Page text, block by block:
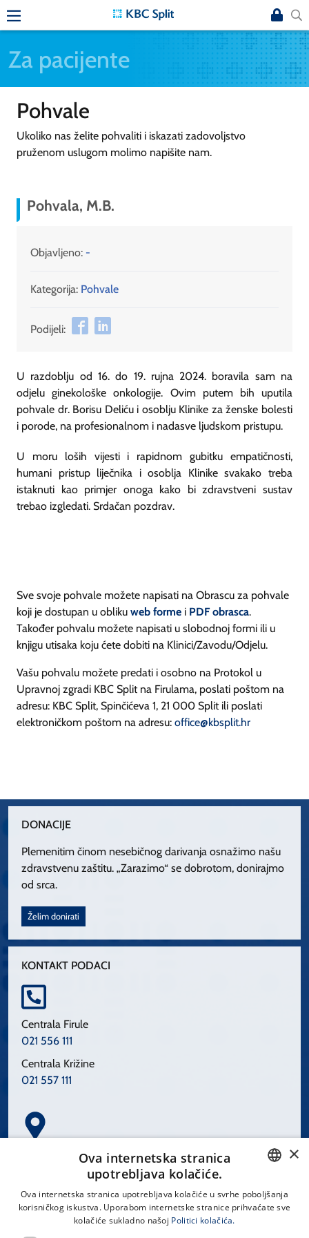
Za pacijente
Pohvale
Ukoliko nas želite pohvaliti i iskazati zadovoljstvo
pruženom uslugom molimo napišite nam.
Pohvala, M.B.
Objavljeno: -
Kategorija: Pohvale
Podijeli:
U razdoblju od 16. do 19. rujna 2024. boravila sam na
odjelu ginekološke onkologije. Ovim putem bih uputila
pohvale dr. Borisu Deliću i osoblju Klinike za ženske bolesti
i porode, na profesionalnom i nadasve ljudskom pristupu.
U moru loših vijesti i rapidnom gubitku empatičnosti,
humani pristup liječnika i osoblja Klinike svakako treba
istaknuti kao primjer onoga kako bi zdravstveni sustav
trebao izgledati. Srdačan pozdrav.
Sve svoje pohvale možete napisati na Obrascu za pohvale
koji je dostupan u obliku web forme i PDF obrasca.
Također pohvalu možete napisati u slobodnoj formi ili u
knjigu utisaka koju ćete dobiti na Klinici/Zavodu/Odjelu.
Vašu pohvalu možete predati i osobno na Protokol u
Upravnoj zgradi KBC Split na Firulama, poslati poštom na
adresu: KBC Split, Spinčićeva 1, 21 000 Split ili poslati
elektroničkom poštom na adresu: office@kbsplit.hr
DONACIJE
Plemenitim činom nesebičnog darivanja osnažimo našu
zdravstvenu zaštitu. „Zarazimo“ se dobrotom, donirajmo
od srca.
Želim donirati
KONTAKT PODACI
Centrala Firule
021 556 111
Centrala Križine
021 557 111
Spinčićeva 1, 21000 Split
CROATIAN
×
Ova internetska stranica
upotrebljava kolačiće.
Ova internetska stranica upotrebljava kolačiće u svrhe poboljšanja
korisničkog iskustva. Uporabom internetske stranice prihvaćate sve
kolačiće sukladno našoj Politici kolačića.